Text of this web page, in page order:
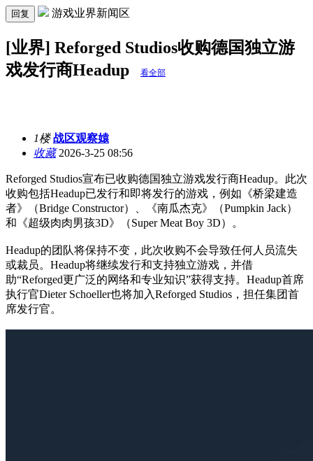
回复 游戏业界新闻区
[业界] Reforged Studios收购德国独立游
戏发行商Headup
看全部
1楼 战区观察媴
收藏2026-3-25 08:56
Reforged Studios宣布已收购德国独立游戏发行商Headup。此次
收购包括Headup已发行和即将发行的游戏，例如《桥梁建造
者》（Bridge Constructor）、《南瓜杰克》（Pumpkin Jack）
和《超级肉肉男孩3D》（Super Meat Boy 3D）。
Headup的团队将保持不变，此次收购不会导致任何人员流失
或裁员。Headup将继续发行和支持独立游戏，并借
助“Reforged更广泛的网络和专业知识”获得支持。Headup首席
执行官Dieter Schoeller也将加入Reforged Studios，担任集团首
席发行官。